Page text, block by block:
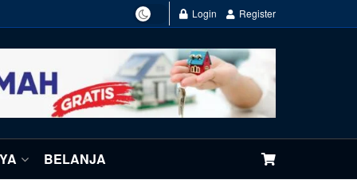
Login Register
BELANJA